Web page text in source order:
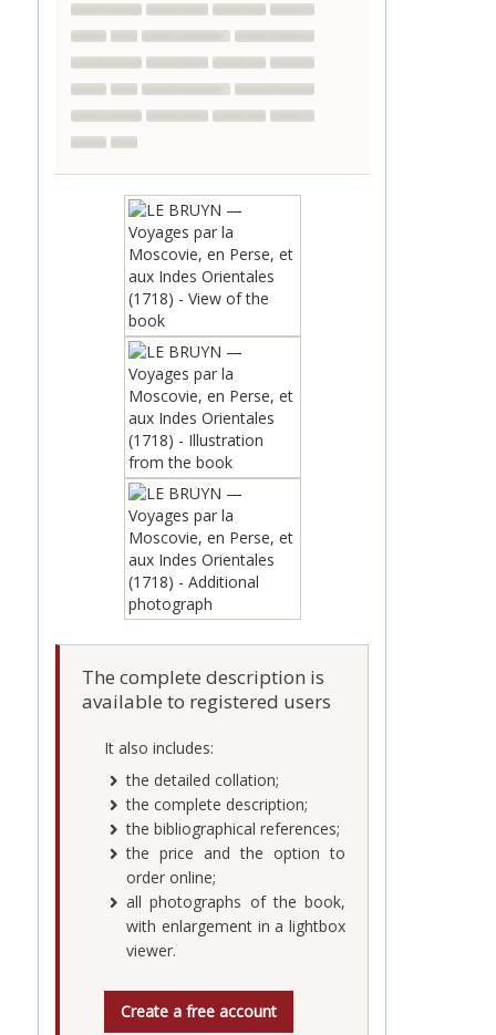
The complete description is
available to registered users
It also includes:
the detailed collation;
the complete description;
the bibliographical references;
the price and the option to
order online;
all photographs of the book,
with enlargement in a lightbox
viewer.
Create a free account